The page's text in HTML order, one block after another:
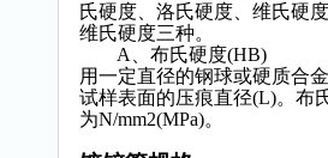
氏硬度、洛氏硬度、维氏硬
维氏硬度三种。
A、布氏硬度(HB)
用一定直径的钢球或硬质合
试样表面的压痕直径(L)。布
为N/mm2(MPa)。